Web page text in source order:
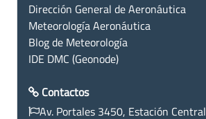
Dirección General de Aeronáutica
Meteorología Aeronáutica
Blog de Meteorología
IDE DMC (Geonode)
Contactos
Av. Portales 3450, Estación Central